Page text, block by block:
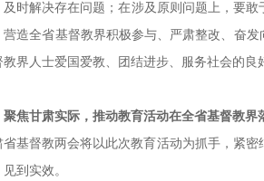
及时解决存在问题；在涉及原则问题上，要
营造全省基督教界积极参与、严肃整改、奋
教界人士爱国爱教、团结进步、服务社会的良
聚焦甘肃实际，推动教育活动在全省基督教界
省基督教两会将以此次教育活动为抓手，紧
到实效。